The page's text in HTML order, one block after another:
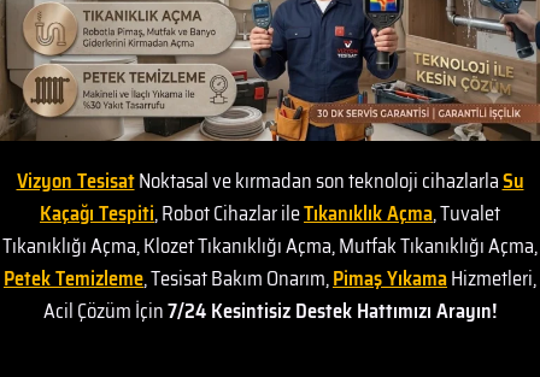
Vizyon TesisatNoktasal ve kırmadan son teknoloji cihazlarlaSu
Kaçağı Tespiti, Robot Cihazlar ileTıkanıklık Açma, Tuvalet
Tıkanıklığı Açma, Klozet Tıkanıklığı Açma, Mutfak Tıkanıklığı Açma,
Petek Temizleme, Tesisat Bakım Onarım,Pimaş YıkamaHizmetleri,
Acil Çözüm İçin7/24 Kesintisiz Destek Hattımızı Arayın!